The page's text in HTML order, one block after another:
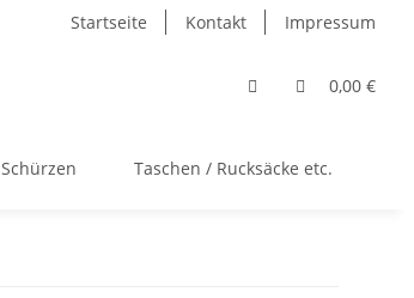
Startseite Kontakt Impressum
0,00 €
Schürzen Taschen / Rucksäcke etc.